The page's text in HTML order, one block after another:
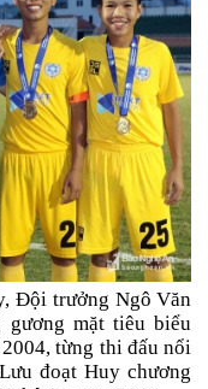
Đội trưởng Ngô Văn
mặt tiêu biểu
từng thi đấu nổi
đoạt Huy chương